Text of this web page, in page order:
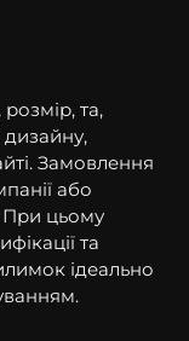
та,
дизайну,
Замовлення
або
При цьому
та
ідеально